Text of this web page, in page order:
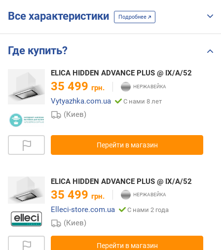
Все характеристики Подробнее
Где купить?
ELICA HIDDEN ADVANCE PLUS @ IX/A/52
35 499 грн.
Vytyazhka.com.ua
С нами 8 лет
(Киев)
Перейти в магазин
ELICA HIDDEN ADVANCE PLUS @ IX/A/52
35 499 грн.
Elleci-store.com.ua
С нами 2 года
(Киев)
Перейти в магазин